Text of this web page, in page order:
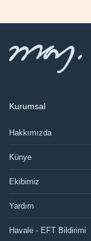
Kurumsal
Hakkımızda
Künye
Ekibimiz
Yardım
Havale - EFT Bildirimi